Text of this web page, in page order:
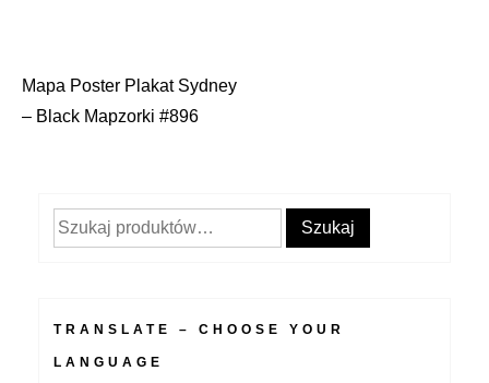
Nawigacja
Mapa Poster Plakat Sydney
– Black Mapzorki #896
Szukaj: Szukaj
TRANSLATE – CHOOSE YOUR
LANGUAGE